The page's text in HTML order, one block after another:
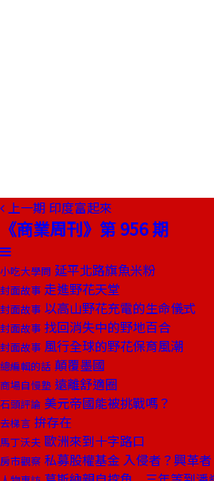
上一期 印度富起來
《商業周刊》第 956 期
小吃大學問 延平北路旗魚米粉
封面故事 走進野花天堂
封面故事 以高山野花充電的生命儀式
封面故事 找回消失中的野地百合
封面故事 風行全球的野花保育風潮
總編輯的話 顛覆墨國
商場自慢塾 遠離舒適圈
石頭評論 美元帝國能被挑戰嗎？
去梯言 拚存在
馬丁沃夫 歐洲來到十字路口
房市觀察 私募股權基金 入侵者？興革者